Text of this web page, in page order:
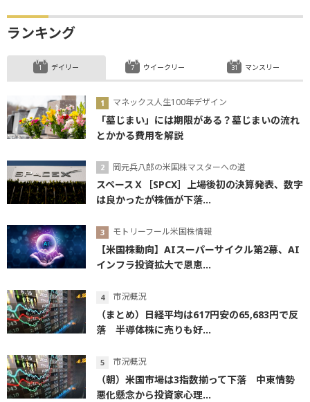
ランキング
デイリー
マネックス人生100年デザイン
「墓じまい」には期限がある？墓じまいの流れ
とかかる費用を解説
岡元兵八郎の米国株マスターへの道
スペースＸ［SPCX］上場後初の決算発表、数字
は良かったが株価が下落...
モトリーフール米国株情報
【米国株動向】AIスーパーサイクル第2幕、AI
インフラ投資拡大で恩恵...
市況概況
（まとめ）日経平均は617円安の65,683円で反
落 半導体株に売りも好...
市況概況
（朝）米国市場は3指数揃って下落 中東情勢
悪化懸念から投資家心理...
ウイークリー マンスリー